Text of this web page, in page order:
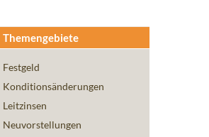
Themengebiete
Festgeld
Konditionsänderungen
Leitzinsen
Neuvorstellungen